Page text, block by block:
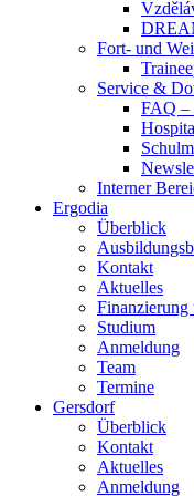
Fort- und
Service &
FAQ –
Interner
Ergodia
Überblick
Kontakt
Aktuelles
Finanzierung
Studium
Anmeldung
Team
Termine
Gersdorf
Überblick
Kontakt
Aktuelles
Anmeldung